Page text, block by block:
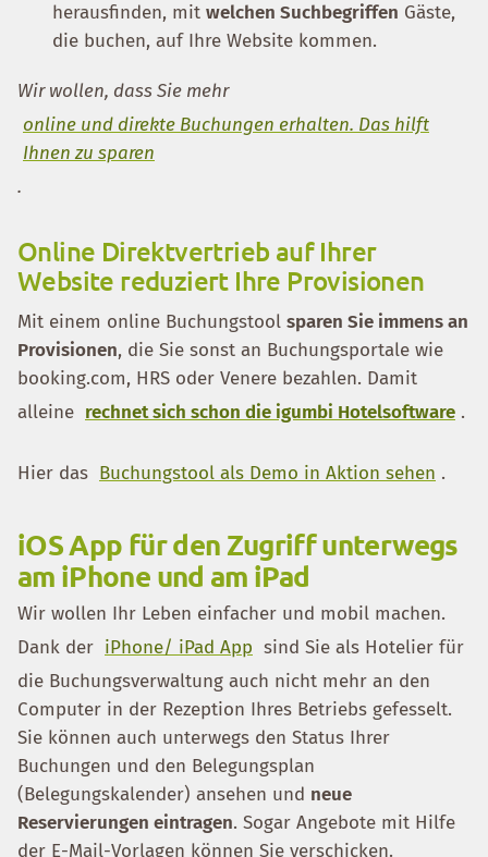
herausfinden, mit welchen Suchbegriffen Gäste,
die buchen, auf Ihre Website kommen.
Wir wollen, dass Sie mehr
online und direkte Buchungen erhalten. Das hilft
Ihnen zu sparen
.
Online Direktvertrieb auf Ihrer
Website reduziert Ihre Provisionen
Mit einem online Buchungstool sparen Sie immens an
Provisionen, die Sie sonst an Buchungsportale wie
booking.com, HRS oder Venere bezahlen. Damit
alleine rechnet sich schon die igumbi Hotelsoftware .
Hier das Buchungstool als Demo in Aktion sehen .
iOS App für den Zugriff unterwegs
am iPhone und am iPad
Wir wollen Ihr Leben einfacher und mobil machen.
Dank der iPhone/ iPad App sind Sie als Hotelier für
die Buchungsverwaltung auch nicht mehr an den
Computer in der Rezeption Ihres Betriebs gefesselt.
Sie können auch unterwegs den Status Ihrer
Buchungen und den Belegungsplan
(Belegungskalender) ansehen und neue
Reservierungen eintragen. Sogar Angebote mit Hilfe
der E-Mail-Vorlagen können Sie verschicken.